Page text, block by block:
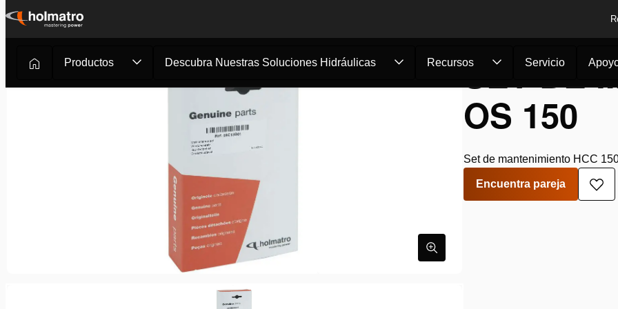
Ir
contenidoProductos Descubra Nuestras Soluciones Hidráulicas Recursos Servicio
SET DE
OS 150
Set de mantenimiento HCC
Encuentra pareja
a